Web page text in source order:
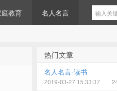
教育 名人名言
热门文章
名人名言-读书
2019-03-27 15:33:37